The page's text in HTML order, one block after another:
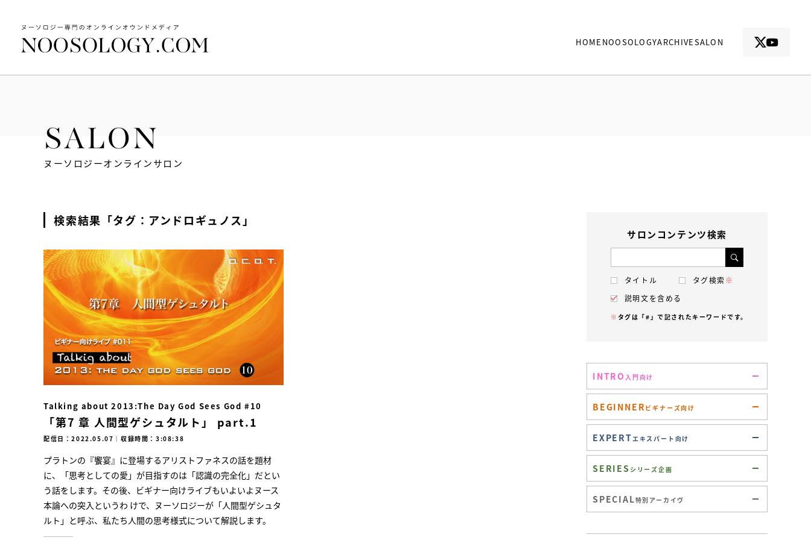
HOME NOOSOLOGYARCHIVESALON
SALON
ヌーソロジーオンラインサロン
検索結果「タグ：アンドロギュノス」
Talking about 2013:The Day God Sees God #10
「第7 章 人間型ゲシュタルト」 part.1
配信日：2022.05.07 ｜収録時間：3:08:38
プラトンの『饗宴』に登場するアリストファネスの話を題材
に、「思考としての愛」が目指すのは「認識の完全化」だとい
う話をします。その後、ビギナー向けライブもいよいよヌース
本論への突入というわ けで、ヌーソロジーが「人間型ゲシュタ
ルト」と呼ぶ、私たち人間の思考様式について解説します。
サロンコンテンツ検索
タイトル タグ検索※
説明文を含める
※ タグは「#」で記されたキーワードです。
INTRO 入門向け
BEGINNER ビギナーズ向け
EXPERTエキスパート向け
SERIES シリーズ企画
SPECIAL特別アーカイヴ